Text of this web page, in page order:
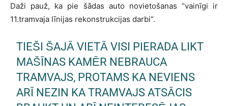
Daži pauž, ka pie šādas auto novietošanas “vainīgi ir
11.tramvaja līnijas rekonstrukcijas darbi”.
TIEŠI ŠAJĀ VIETĀ VISI PIERADA LIKT
MAŠĪNAS KAMĒR NEBRAUCA
TRAMVAJS, PROTAMS KA NEVIENS
ARĪ NEZIN KA TRAMVAJS ATSĀCIS